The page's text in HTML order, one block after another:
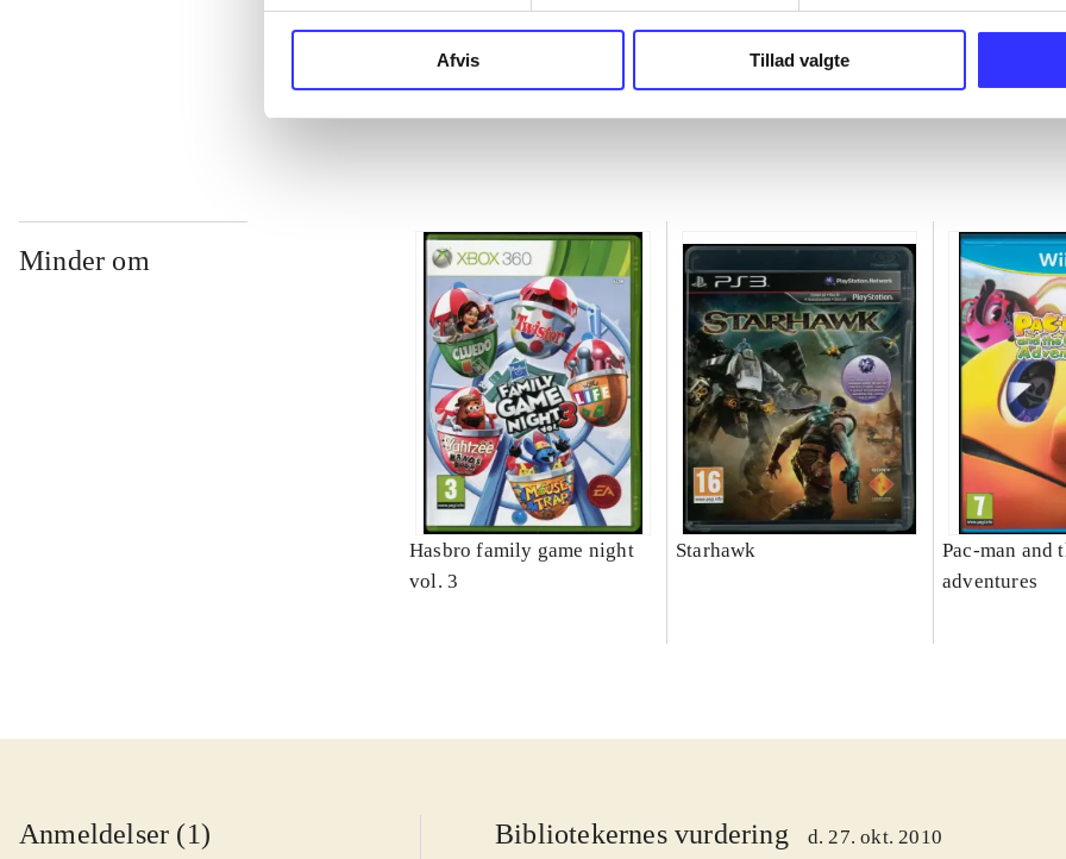
Afvis Tillad valgte
Minder om
Hasbro family game night
vol. 3
Starhawk
Pac-man and
adventures
Anmeldelser (1) Bibliotekernes vurdering d. 27. okt. 2010